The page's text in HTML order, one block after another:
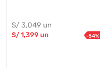
S/3,049 un
S/1,399 un -54%